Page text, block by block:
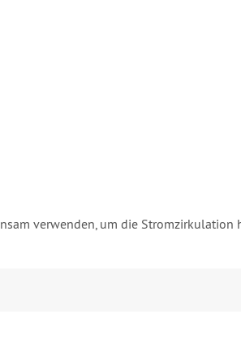
verwenden, um die Stromzirkulation